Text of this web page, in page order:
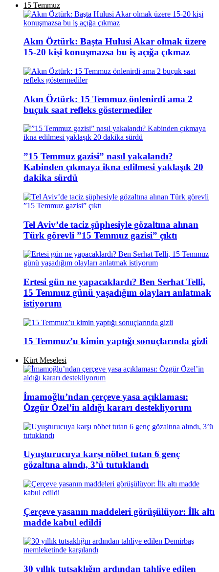
15 Temmuz
Akın Öztürk: Başta Hulusi Akar olmak üzere
15-20 kişi konuşmazsa bu iş açığa çıkmaz
Akın Öztürk: 15 Temmuz önlenirdi ama 2
buçuk saat refleks göstermediler
”15 Temmuz gazisi” nasıl yakalandı?
Kabinden çıkmaya ikna edilmesi yaklaşık 20
dakika sürdü
Tel Aviv’de taciz şüphesiyle gözaltına alınan
Türk görevli ”15 Temmuz gazisi” çıktı
Ertesi gün ne yapacaklardı? Ben Serhat Telli,
15 Temmuz günü yaşadığım olayları anlatmak
istiyorum
15 Temmuz’u kimin yaptığı sonuçlarında gizli
Kürt Meselesi
İmamoğlu’ndan çerçeve yasa açıklaması:
Özgür Özel’in aldığı kararı destekliyorum
Uyuşturucuya karşı nöbet tutan 6 genç
gözaltına alındı, 3’ü tutuklandı
Çerçeve yasanın maddeleri görüşülüyor: İlk altı
madde kabul edildi
30 yıllık tutsaklığın ardından tahliye edilen